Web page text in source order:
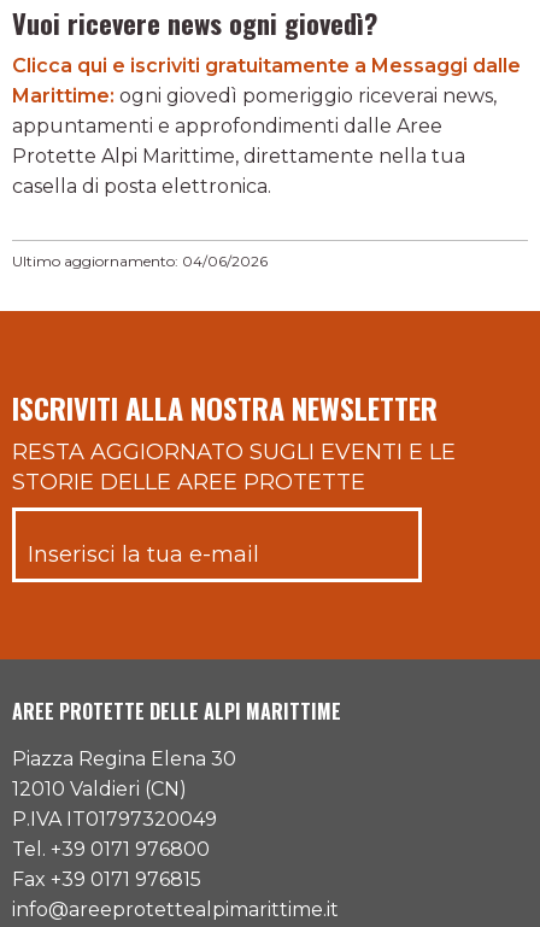
Vuoi ricevere news ogni giovedì?
Clicca qui e iscriviti gratuitamente a Messaggi dalle
Marittime: ogni giovedì pomeriggio riceverai news,
appuntamenti e approfondimenti dalle Aree
Protette Alpi Marittime, direttamente nella tua
casella di posta elettronica.
Ultimo aggiornamento: 04/06/2026
ISCRIVITI ALLA NOSTRA NEWSLETTER
RESTA AGGIORNATO SUGLI EVENTI E LE
STORIE DELLE AREE PROTETTE
AREE PROTETTE DELLE ALPI MARITTIME
Piazza Regina Elena 30
12010 Valdieri (CN)
P.IVA IT01797320049
Tel. +39 0171 976800
Fax +39 0171 976815
info@areeprotettealpimarittime.it